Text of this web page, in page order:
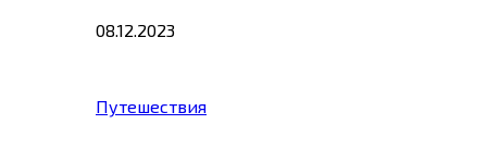
08.12.2023
Путешествия